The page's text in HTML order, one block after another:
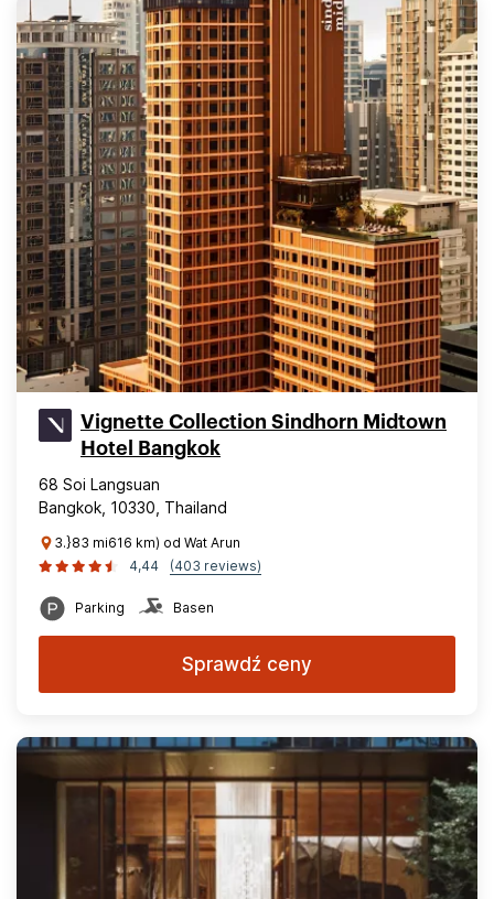
Vignette Collection Sindhorn Midtown
Hotel Bangkok
68 Soi Langsuan
Bangkok, 10330, Thailand
3.}83 mi616 km) od Wat Arun
4,44
(403 reviews)
Parking Basen
Sprawdź ceny